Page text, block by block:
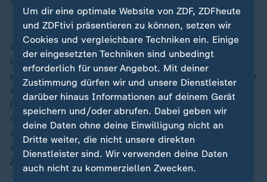
Aber auch für eine mögliche Friedenssicherung spielen
Waffen eine wichtige Rolle. Neben möglichen
europäischen Truppen wird auch diskutiert, die Ukraine
so weit aufzurüsten, dass ein erneuter Angriff
Russlands unwahrscheinlicher wird. Vor allem, wenn
nicht genug europäische Truppen zusammengestellt
werden könnten, würden die Waffenlieferungen noch
wichtiger. Als sinnvoll wird von vielen ein
Zusammenspiel aus beidem - Truppen und Aufrüstung
- beschrieben.
Um dir eine optimale Website von ZDF, ZDFheute
und ZDFtivi präsentieren zu können, setzen wir
Cookies und vergleichbare Techniken ein. Einige
der eingesetzten Techniken sind unbedingt
erforderlich für unser Angebot. Mit deiner
Zustimmung dürfen wir und unsere Dienstleister
darüber hinaus Informationen auf deinem Gerät
speichern und/oder abrufen. Dabei geben wir
deine Daten ohne deine Einwilligung nicht an
Dritte weiter, die nicht unsere direkten
Dienstleister sind. Wir verwenden deine Daten
auch nicht zu kommerziellen Zwecken.